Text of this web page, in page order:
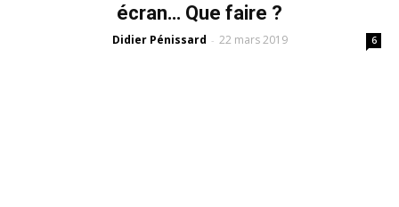
écran… Que faire ?
Didier Pénissard - 22 mars 2019 6